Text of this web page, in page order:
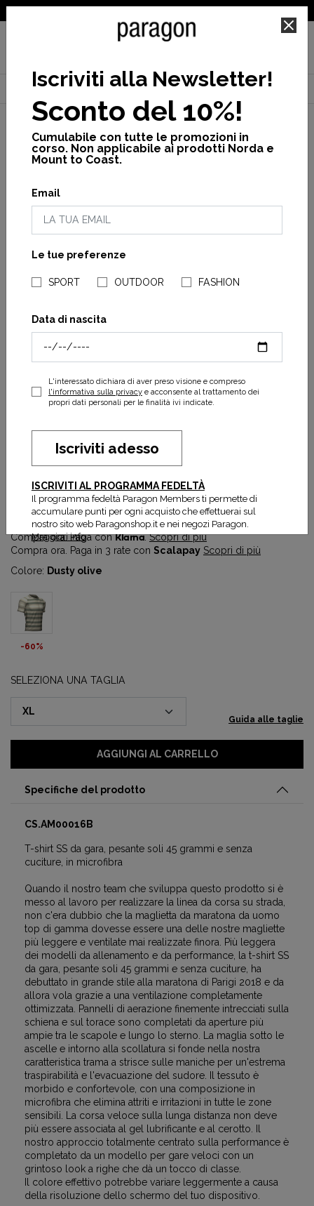
NEGOZI PARAGONSHOP
Home Uomo Promo Vedi tutto Racing ss tshirt
Racing SS Tshirt
24,00 € 60,00 €
Prezzo più basso degli ultimi 30 gg:24,00 €
Compra ora. Paga conKlarna.Scopri di più
Compra ora. Paga in 3 rate con Scalapay Scopri di più
Colore: Dusty olive
-60%
SELEZIONA UNA TAGLIA
Guida alle taglie
AGGIUNGI AL CARRELLO
Specifiche del prodotto
CS.AM00016B
T-shirt SS da gara, pesante soli 45 grammi e senza
cuciture, in microfibra
Quando il nostro team che sviluppa questo prodotto si è
messo al lavoro per realizzare la linea da corsa su strada,
non c'era dubbio che la maglietta da maratona da uomo
top di gamma dovesse essere una delle nostre magliette
più leggere e ventilate mai realizzate finora. Più leggera
dei modelli da allenamento e da performance, la t-shirt SS
da gara, pesante soli 45 grammi e senza cuciture, ha
debuttato in grande stile alla maratona di Parigi 2018 e da
allora vola grazie a una ventilazione completamente
ottimizzata. Pannelli di aerazione finemente intrecciati sulla
schiena e sul torace sono completati da aperture più
ampie tra le scapole e lungo lo sterno. La maglia sotto le
ascelle e intorno alla scollatura si fonde nella nostra
caratteristica trama a strisce sulle maniche per un'estrema
traspirabilità e l'evacuazione del sudore. Il tessuto è
morbido e confortevole, con una composizione in
microfibra che elimina attriti e irritazioni in tutte le zone
sensibili. La corsa veloce sulla lunga distanza non deve
più essere associata al gel lubrificante e al cerotto. Il
nostro approccio totalmente centrato sulla performance è
completato da un modello per gare veloci con un
grintoso look a righe che dà un tocco di classe.
Il colore effettivo potrebbe variare leggermente a causa
della risoluzione dello schermo del tuo dispositivo.
Iscriviti alla Newsletter!
Sconto del 10%!
Cumulabile con tutte le promozioni in
corso. Non applicabile ai prodotti Norda e
Mount to Coast.
Email
Le tue preferenze
SPORT OUTDOOR FASHION
Data di nascita
L'interessato dichiara di aver preso visione e compreso
l'informativa sulla privacye acconsente al trattamento dei
propri dati personali per le finalità ivi indicate.
Iscriviti adesso
ISCRIVITI AL PROGRAMMA FEDELTÀ
Il programma fedeltà Paragon Members ti permette di
accumulare punti per ogni acquisto che effettuerai sul
nostro sito web Paragonshop.it e nei negozi Paragon.
Maggiori info